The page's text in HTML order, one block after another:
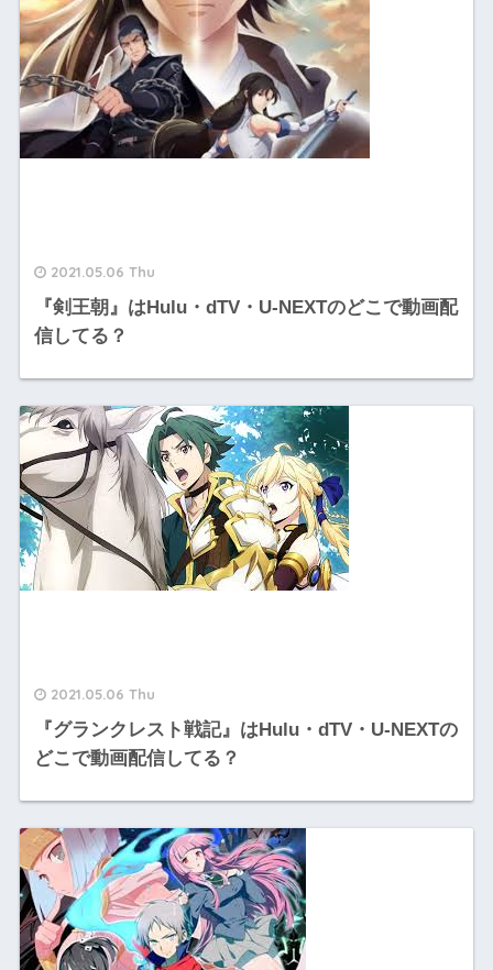
2021.05.06 Thu
『剣王朝』はHulu・dTV・U-NEXTのどこで動画配
信してる？
2021.05.06 Thu
『グランクレスト戦記』はHulu・dTV・U-NEXTの
どこで動画配信してる？